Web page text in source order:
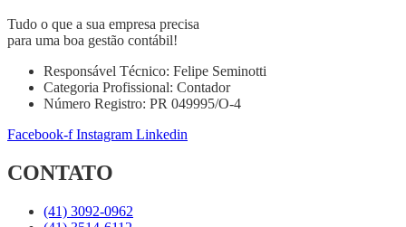
Tudo o que a sua empresa precisa
para uma boa gestão contábil!
Responsável Técnico: Felipe Seminotti
Categoria Profissional: Contador
Número Registro: PR 049995/O-4
Facebook-f Instagram Linkedin
CONTATO
(41) 3092-0962